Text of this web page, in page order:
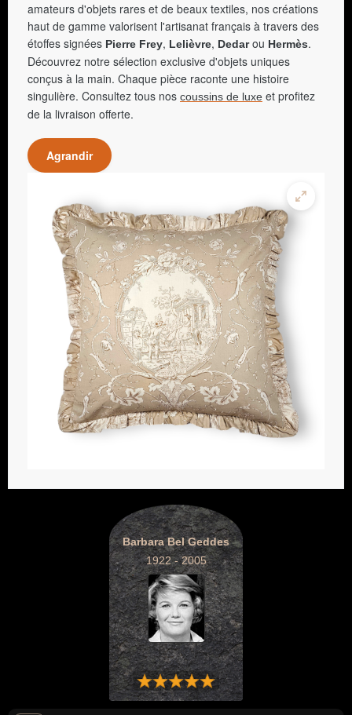
amateurs d'objets rares et de beaux textiles, nos créations
haut de gamme valorisent l'artisanat français à travers des
étoffes signées Pierre Frey, Lelièvre, Dedarou Hermès.
Découvrez notre sélection exclusive d'objets uniques
conçus à la main. Chaque pièce raconte une histoire
singulière. Consultez tous nos coussins de luxe et profitez
de la livraison offerte.
Agrandir
Barbara Bel Geddes
1922 - 2005